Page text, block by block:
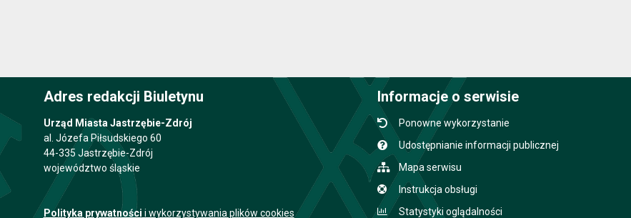
Adres redakcji Biuletynu
Urząd Miasta Jastrzębie-Zdrój
al. Józefa Piłsudskiego 60
44-335 Jastrzębie-Zdrój
województwo śląskie
Polityka prywatności i wykorzystywania plików cookies
Informacje o serwisie
Ponowne wykorzystanie
Udostępnianie informacji publicznej
Mapa serwisu
Instrukcja obsługi
Statystyki oglądalności